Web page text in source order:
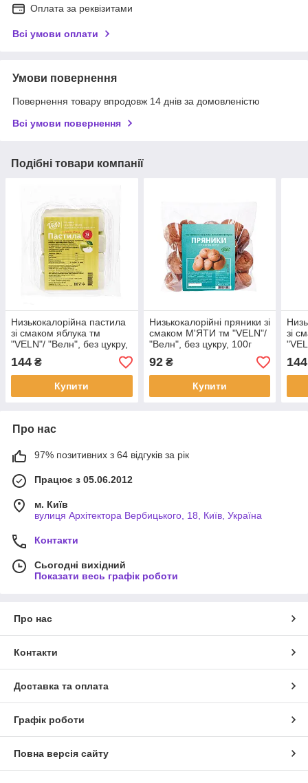
Оплата за реквізитами
Всі умови оплати
Умови повернення
Повернення товару впродовж 14 днів за домовленістю
Всі умови повернення
Подібні товари компанії
Низькокалорійна пастила
зі смаком яблука тм
"VELN"/ "Велн", без цукру,
110г
144 ₴
Купити
Низькокалорійні пряники зі
смаком М'ЯТИ тм "VELN"/
"Велн", без цукру, 100г
92₴
Купити
зі
110г
144
Про нас
97% позитивних з 64 відгуків за рік
Працює з 05.06.2012
м. Київ
вулиця Архітектора Вербицького, 18, Київ, Україна
Контакти
Сьогодні вихідний
Показати весь графік роботи
Про нас
Контакти
Доставка та оплата
Графік роботи
Повна версія сайту